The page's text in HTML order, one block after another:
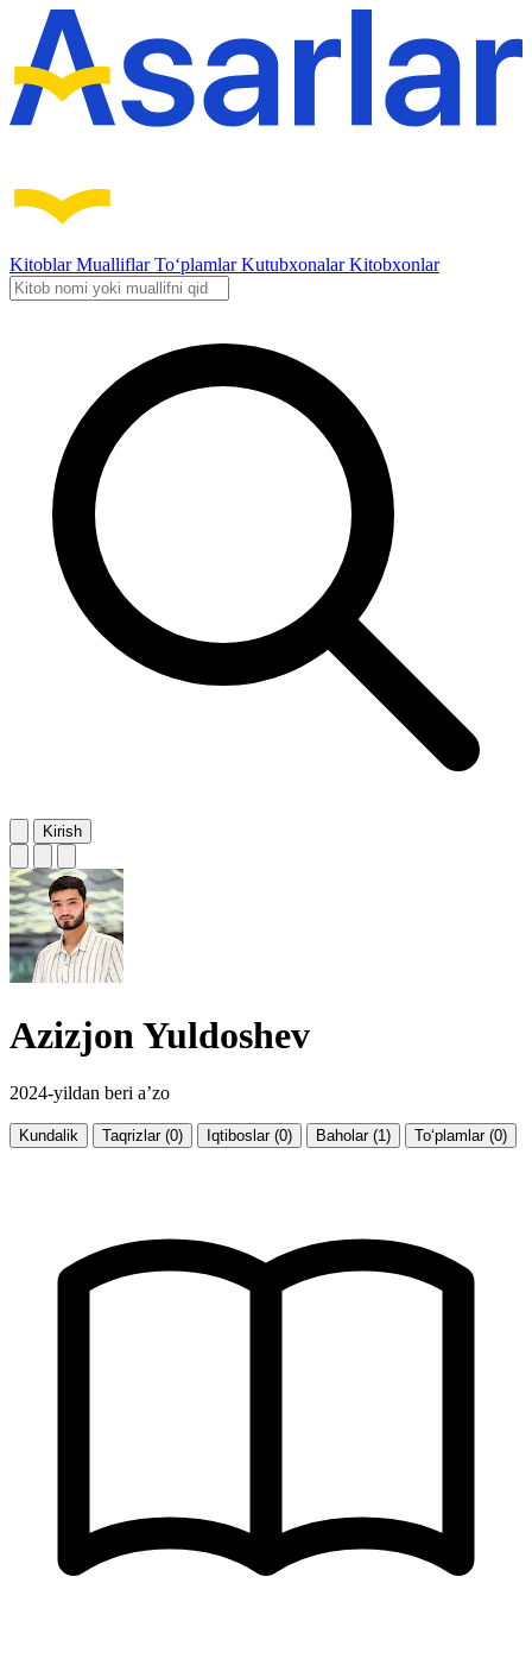
KitoblarMualliflarTo‘plamlarKutubxonalarKitobxonlar
Kirish
Azizjon Yuldoshev
2024-yildan beri a’zo
Kundalik Taqrizlar (0) Iqtiboslar (0) Baholar (1) To‘plamlar (0)